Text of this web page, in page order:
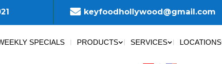
 keyfoodhollywood@gmail.com
SPECIALS PRODUCTS SERVICES LOCATIONS